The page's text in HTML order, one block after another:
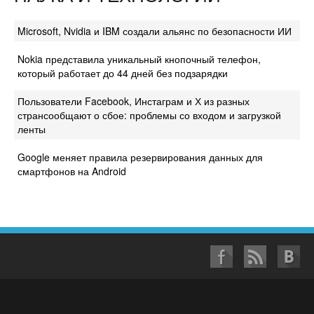
Microsoft, Nvidia и IBM создали альянс по безопасности ИИ
Nokia представила уникальный кнопочный телефон,
который работает до 44 дней без подзарядки
Пользователи Facebook, Инстаграм и Х из разных
странсообщают о сбое: проблемы со входом и загрузкой
ленты
Google меняет правила резервирования данных для
смартфонов на Android